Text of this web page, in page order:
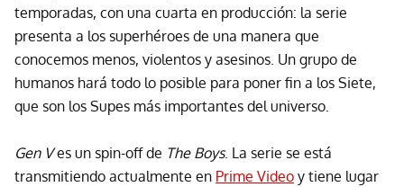
temporadas, con una cuarta en producción: la serie
presenta a los superhéroes de una manera que
conocemos menos, violentos y asesinos. Un grupo de
humanos hará todo lo posible para poner fin a los Siete,
que son los Supes más importantes del universo.
Gen Ves un spin-off de The Boys. La serie se está
transmitiendo actualmente en Prime Video y tiene lugar